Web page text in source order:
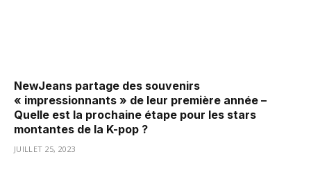
NewJeans partage des souvenirs
« impressionnants » de leur première année –
Quelle est la prochaine étape pour les stars
montantes de la K-pop ?
JUILLET 25, 2023